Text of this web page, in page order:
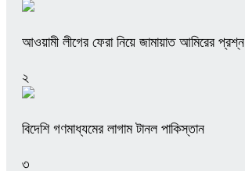
আওয়ামী লীগের ফেরা নিয়ে জামায়াত আমিরের প্রশ্ন
২
বিদেশি গণমাধ্যমের লাগাম টানল পাকিস্তান
৩